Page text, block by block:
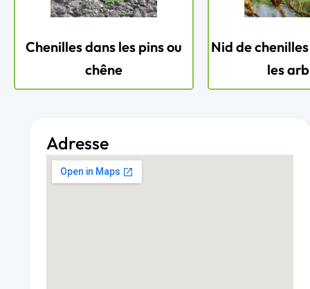
Chenilles dans les pins ou
chêne
Nid de
les
Adresse